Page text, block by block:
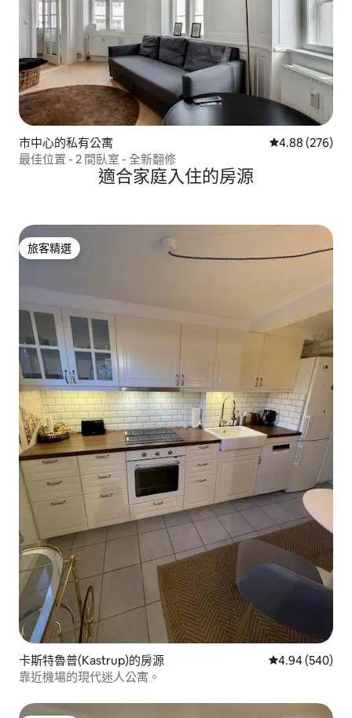
市中心的私有公寓 從 276 則評價
4.88 (276)
最佳位置 - 2 間臥室 - 全新翻修
適合家庭入住的房源
旅客精選
旅客精選
卡斯特魯普(Kastrup)的房源 從 540 則評價
4.94 (540)
靠近機場的現代迷人公寓。